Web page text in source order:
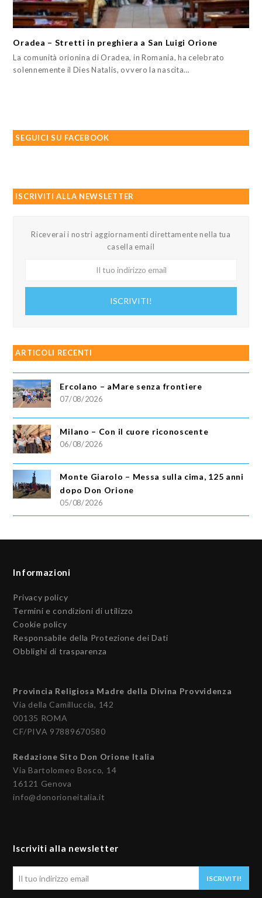
Oradea – Stretti in preghiera a San Luigi Orione
La comunità orionina di Oradea, in Romania, ha celebrato
solennemente il Dies Natalis, ovvero la nascita…
SEGUICI SU FACEBOOK
ISCRIVITI ALLA NEWSLETTER
Riceverai i nostri aggiornamenti direttamente nella tua
casella email
ISCRIVITI!
ARTICOLI RECENTI
Ercolano – aMare senza frontiere
07/08/2026
Milano – Con il cuore riconoscente
06/08/2026
Monte Giarolo – Messa sulla cima, 125 anni
dopo Don Orione
05/08/2026
Informazioni
Privacy policy
Termini e condizioni di utilizzo
Cookie policy
Responsabile della Protezione dei Dati
Obblighi di trasparenza
Provincia Religiosa Madre della Divina Provvidenza
Via della Camilluccia, 142
00135 ROMA
CF/PIVA 97889670580
Redazione Sito Don Orione Italia
Via Bartolomeo Bosco, 14
16121 Genova
info@donorioneitalia.it
Iscriviti alla newsletter
ISCRIVITI!